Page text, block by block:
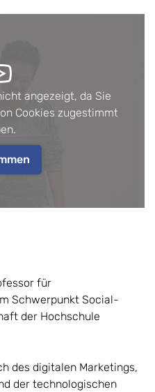
angezeigt, da Sie
Cookies zugestimmt
für
Schwerpunkt Social-
der Hochschule
des digitalen Marketings,
der technologischen